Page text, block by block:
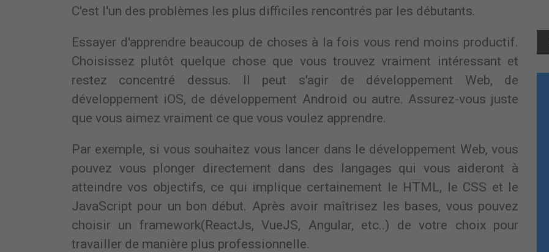
C'est l'un des problèmes les plus difficiles rencontrés par les débutants.
Essayer d'apprendre beaucoup de choses à la fois vous rend moins productif.
Choisissez plutôt quelque chose que vous trouvez vraiment intéressant et
restez concentré dessus. Il peut s'agir de développement Web, de
développement iOS, de développement Android ou autre. Assurez-vous juste
que vous aimez vraiment ce que vous voulez apprendre.
Par exemple, si vous souhaitez vous lancer dans le développement Web, vous
pouvez vous plonger directement dans des langages qui vous aideront à
atteindre vos objectifs, ce qui implique certainement le HTML, le CSS et le
JavaScript pour un bon début. Après avoir maîtrisez les bases, vous pouvez
choisir un framework(ReactJs, VueJS, Angular, etc..) de votre choix pour
travailler de manière plus professionnelle.